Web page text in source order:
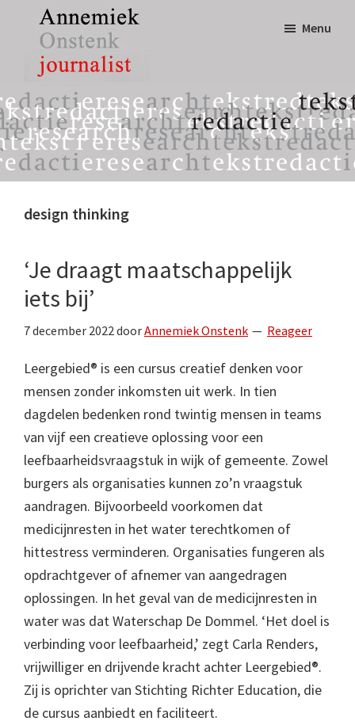
inhoud
eerste
sidebar
Annemiek
Onstenk
Journalist
tekst,
redactie
&
research
Menu
design thinking
‘Je draagt maatschappelijk
iets bij’
7 december 2022doorAnnemiek Onstenk Reageer
Leergebied® is een cursus creatief denken voor
mensen zonder inkomsten uit werk. In tien
dagdelen bedenken rond twintig mensen in teams
van vijf een creatieve oplossing voor een
leefbaarheidsvraagstuk in wijk of gemeente. Zowel
burgers als organisaties kunnen zo’n vraagstuk
aandragen. Bijvoorbeeld voorkomen dat
medicijnresten in het water terechtkomen of
hittestress verminderen. Organisaties fungeren als
opdrachtgever of afnemer van aangedragen
oplossingen. In het geval van de medicijnresten in
water was dat Waterschap De Dommel. ‘Het doel is
verbinding voor leefbaarheid,’ zegt Carla Renders,
vrijwilliger en drijvende kracht achter Leergebied®.
Zij is oprichter van Stichting Richter Education, die
de cursus aanbiedt en faciliteert.